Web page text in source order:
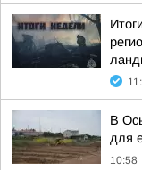
В
для
10:58